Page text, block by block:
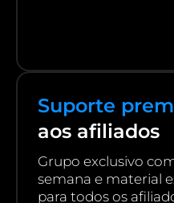
Suporte
aos afiliados
Grupo exclusivo
semana e material
para todos os